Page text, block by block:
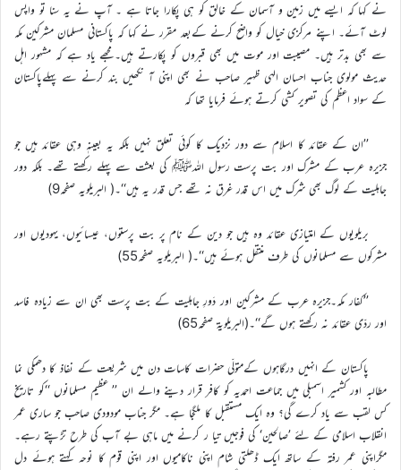
نے کہا کہ ایسے میں زمین و آسمان کے خالق کو ہی پکارا جاتا ہے ۔ آپ نے یہ سنا تو واپس
لوٹ آئے۔ اپنے مرکزی خیال کو واضح کرنے کےبعد مقرر نے کہا کہ پاکستانی مسلمان مشرکین مکہ
سے بھی بدتر ہیں۔ مصیبت اور موت میں بھی قبروں کو پکارتے ہیں۔مجھے یاد ہے کہ مشہور اہل
حدیث مولوی جناب احسان الہی ظہیر صاحب نے بھی اپنی آ نکھیں بند کرنے سے پہلےپاکستان
کے سواد اعظم کی تصویر کشی کرتے ہوئے فرمایا تھا کہ
’’ان کے عقائد کا اسلام سے دور نزدیک کا کوئی تعلق نہیں بلکہ یہ بعینہٖ وہی عقائد ہیں جو
جزیرہ عرب کے مشرک اور بت پرست رسول اللہﷺ کی بعثت سے پہلے رکھتے تھے۔ بلکہ دور
جاہلیت کے لوگ بھی شرک میں اس قدر غرق نہ تھے جس قدر یہ ہیں‘‘۔( البریلویہ صفحہ9)
بریلویوں کے امتیازی عقائد وہ ہیں جو دین کے نام پر بت پرستوں، عیسائیوں، یہودیوں اور
مشرکوں سے مسلمانوں کی طرف منتقل ہوئے ہیں‘‘۔( البریلویہ صفحہ55)
’’کفار مکہ۔جزیرہ عرب کے مشرکین اور دَورِ جاہلیت کے بت پرست بھی ان سے زیادہ فاسد
اور ردّی عقائد نہ رکھتے ہوں گے‘‘۔(البریلویۃ صفحہ65)
پاکستان کے انہیں درگاہوں کےمتولّی حضرات کاسات دن میں شریعت کے نفاذ کا دھمکی نما
مطالبہ اور کشمیر اسمبلی میں جماعت احمدیہ کو کافر قرار دینے والے ان ’’ عظیم مسلمانوں ‘‘کو تاریخ
کس لقب سے یاد کرے گی؟ وہ ایک مستقبل کا ملگجا ہے۔ مگر جناب مودودی صاحب جو ساری عمر
انقلاب اسلامی کے لئے ’صالحین‘ کی فوجیں تیا ر کرنے میں ماہی بے آب کی طرح تڑپتے رہے۔
مگراپنی عمر رفتہ کے ساتھ ایک ڈھلتی شام اپنی ناکامیوں اور اپنی قوم کا نوحہ کہتے ہوئے دل